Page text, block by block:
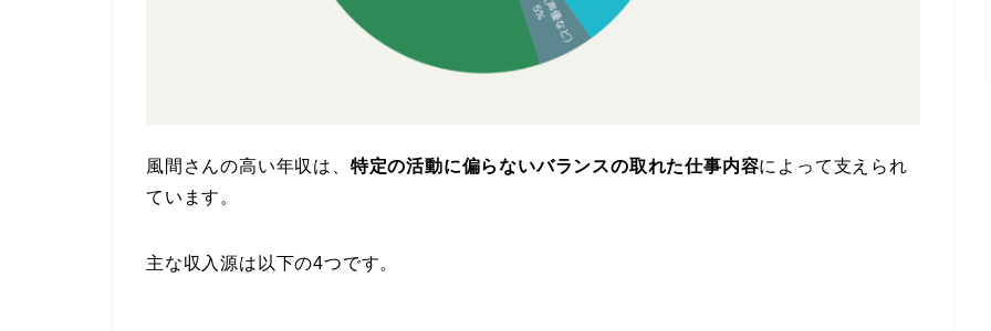
風間さんの高い年収は、 特定の活動に偏らないバランスの取れた仕事内容によって支えられ
ています。
主な収入源は以下の4つです。